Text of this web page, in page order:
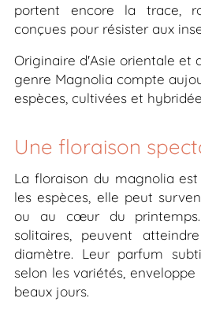
portent encore la trace,
conçues pour résister aux
Originaire d'Asie orientale et
genre Magnolia compte
espèces, cultivées et
Une floraison
La floraison du magnolia
les espèces, elle peut
ou au cœur du
solitaires, peuvent
diamètre. Leur parfum
selon les variétés,
beaux jours.